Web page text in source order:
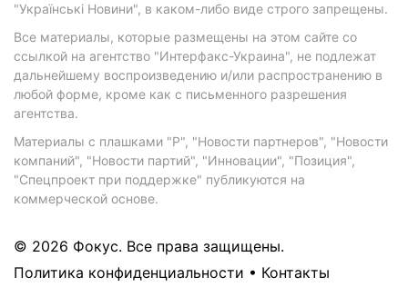
"Українські Новини", в каком-либо виде строго запрещены.
Все материалы, которые размещены на этом сайте со
ссылкой на агентство "Интерфакс-Украина", не подлежат
дальнейшему воспроизведению и/или распространению в
любой форме, кроме как с письменного разрешения
агентства.
Материалы с плашками "Р", "Новости партнеров", "Новости
компаний", "Новости партий", "Инновации", "Позиция",
"Спецпроект при поддержке" публикуются на
коммерческой основе.
© 2026 Фокус. Все права защищены.
Политика конфиденциальности • Контакты